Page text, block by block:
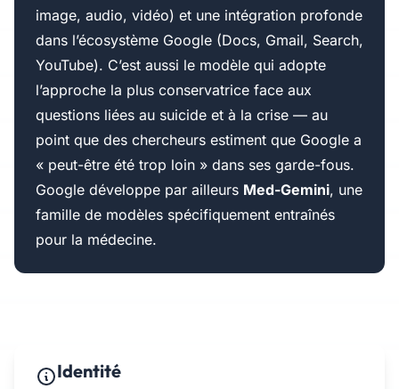
image, audio, vidéo) et une intégration profonde
dans l’écosystème Google (Docs, Gmail, Search,
YouTube). C’est aussi le modèle qui adopte
l’approche la plus conservatrice face aux
questions liées au suicide et à la crise — au
point que des chercheurs estiment que Google a
« peut-être été trop loin » dans ses garde-fous.
Google développe par ailleurs Med-Gemini, une
famille de modèles spécifiquement entraînés
pour la médecine.
Identité